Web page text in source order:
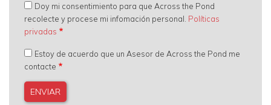
Doy mi consentimiento para que Across the Pond
recolecte y procese mi infomación personal. Políticas
privadas
Estoy de acuerdo que un Asesor de Across the Pond me
contacte